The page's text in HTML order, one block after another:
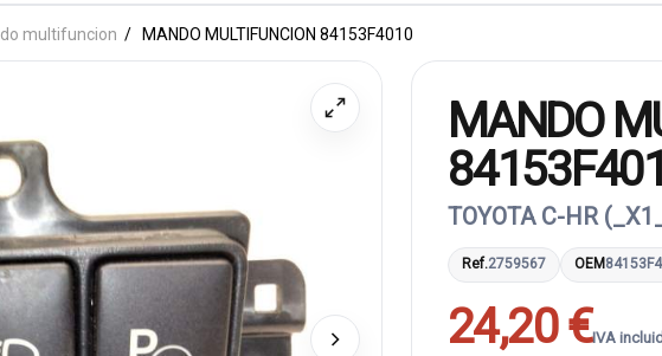
multifuncion MANDO MULTIFUNCION 84153F4010
MANDO
TOYOTA C-HR
Ref.2759567 OEM
24,20 €IVA